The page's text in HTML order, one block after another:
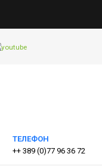
ТЕЛЕФОН
++ 389 (0)77 96 36 72